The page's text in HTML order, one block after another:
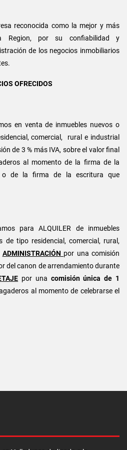
reconocida como la mejor y más
Region, por su confiabilidad y
de los negocios inmobiliarios
OFRECIDOS
en venta de inmuebles nuevos o
comercial, rural e industrial
de 3 % más IVA, sobre el valor final
al momento de la firma de la
o de la firma de la escritura que
para ALQUILER de inmuebles
de tipo residencial, comercial, rural,
ADMINISTRACIÓN por una comisión
del canon de arrendamiento durante
por una comisión única de 1
al momento de celebrarse el